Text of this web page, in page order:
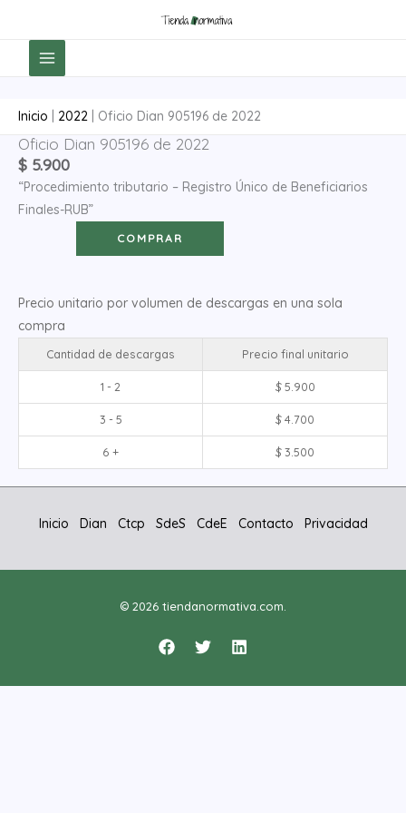
contenido
Inicio 2022 Oficio Dian 905196 de 2022
Oficio Dian 905196 de 2022
$ 5.900
“Procedimiento tributario – Registro Único de Beneficiarios
Finales-RUB”
Oficio
Dian
905196
de
COMPRAR
Precio unitario por volumen de descargas en una sola
compra
Cantidad de descargas Precio final unitario
1 - 2 $5.900
3 - 5 $4.700
6 + $3.500
Inicio Dian Ctcp SdeS CdeE Contacto Privacidad
© 2026 tiendanormativa.com.